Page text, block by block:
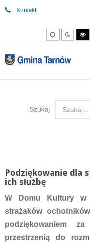
Kontakt
Tryb
domyślny
Tryb
nocny
Szukaj
Podziękowanie dla
ich służbę
W Domu Kultury w
strażaków
podziękowaniem
przestrzenią do